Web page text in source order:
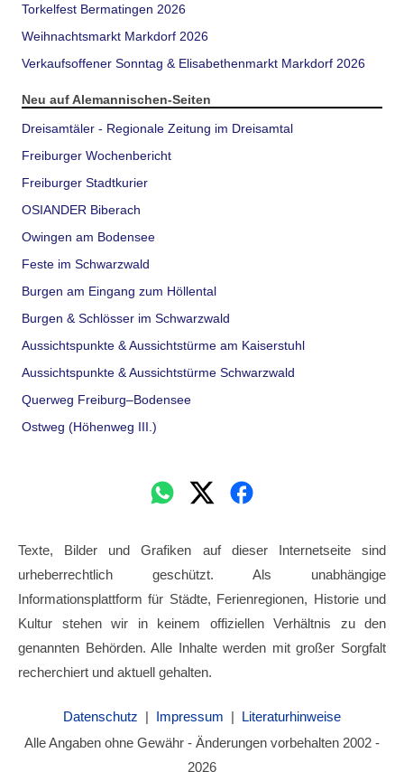
Torkelfest Bermatingen 2026
Weihnachtsmarkt Markdorf 2026
Verkaufsoffener Sonntag & Elisabethenmarkt Markdorf 2026
Neu auf Alemannischen-Seiten
Dreisamtäler - Regionale Zeitung im Dreisamtal
Freiburger Wochenbericht
Freiburger Stadtkurier
OSIANDER Biberach
Owingen am Bodensee
Feste im Schwarzwald
Burgen am Eingang zum Höllental
Burgen & Schlösser im Schwarzwald
Aussichtspunkte & Aussichtstürme am Kaiserstuhl
Aussichtspunkte & Aussichtstürme Schwarzwald
Querweg Freiburg–Bodensee
Ostweg (Höhenweg III.)
Texte, Bilder und Grafiken auf dieser Internetseite sind
urheberrechtlich geschützt. Als unabhängige
Informationsplattform für Städte, Ferienregionen, Historie und
Kultur stehen wir in keinem offiziellen Verhältnis zu den
genannten Behörden. Alle Inhalte werden mit großer Sorgfalt
recherchiert und aktuell gehalten.
Datenschutz | Impressum | Literaturhinweise
Alle Angaben ohne Gewähr - Änderungen vorbehalten 2002 -
2026